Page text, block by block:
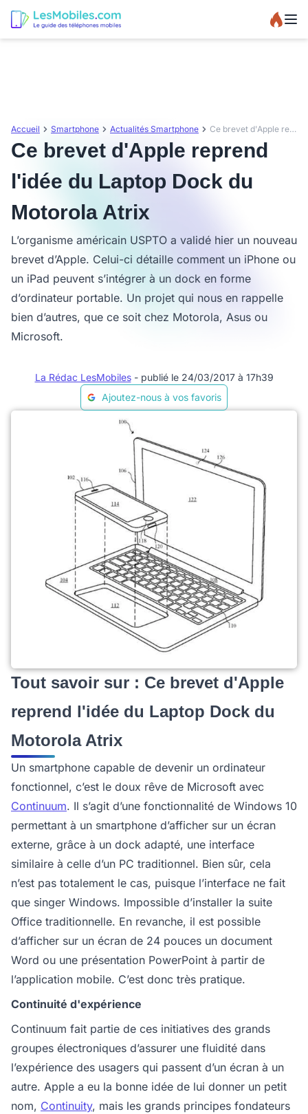
Accueil Smartphone Actualités Smartphone Ce brevet d'Apple reprend l'idée du Laptop Dock du Motorola Atrix
Ce brevet d'Apple reprend
l'idée du Laptop Dock du
Motorola Atrix
L’organisme américain USPTO a validé hier un nouveau
brevet d’Apple. Celui-ci détaille comment un iPhone ou
un iPad peuvent s’intégrer à un dock en forme
d’ordinateur portable. Un projet qui nous en rappelle
bien d’autres, que ce soit chez Motorola, Asus ou
Microsoft.
La Rédac LesMobiles - publié le 24/03/2017 à 17h39
Ajoutez-nous à vos favoris
Tout savoir sur : Ce brevet d'Apple
reprend l'idée du Laptop Dock du
Motorola Atrix
Un smartphone capable de devenir un ordinateur
fonctionnel, c’est le doux rêve de Microsoft avec
Continuum. Il s’agit d’une fonctionnalité de Windows 10
permettant à un smartphone d’afficher sur un écran
externe, grâce à un dock adapté, une interface
similaire à celle d’un PC traditionnel. Bien sûr, cela
n’est pas totalement le cas, puisque l’interface ne fait
que singer Windows. Impossible d’installer la suite
Office traditionnelle. En revanche, il est possible
d’afficher sur un écran de 24 pouces un document
Word ou une présentation PowerPoint à partir de
l’application mobile. C’est donc très pratique.
Continuité d'expérience
Continuum fait partie de ces initiatives des grands
groupes électroniques d’assurer une fluidité dans
l’expérience des usagers qui passent d’un écran à un
autre. Apple a eu la bonne idée de lui donner un petit
nom, Continuity, mais les grands principes fondateurs